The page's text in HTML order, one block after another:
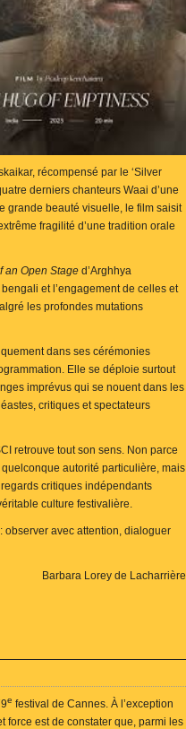
récompensé par le ‘Silver
derniers chanteurs Waai d’une
grande beauté visuelle, le film saisit
fragilité d’une tradition orale
an Open Stage d’Arghhya
et l’engagement de celles et
les profondes mutations
dans ses cérémonies
Elle se déploie surtout
imprévus qui se nouent dans les
critiques et spectateurs
retrouve tout son sens. Non parce
autorité particulière, mais
critiques indépendants
culture festivalière.
observer avec attention, dialoguer
Barbara Lorey de Lacharrière
e festival de Cannes. À l’exception
force est de constater que, parmi les